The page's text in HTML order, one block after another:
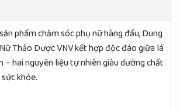
phẩm chăm sóc phụ nữ hàng đầu, Dung
Thảo Dược VNV kết hợp độc đáo giữa lá
hai nguyên liệu tự nhiên giàu dưỡng chất
khỏe.